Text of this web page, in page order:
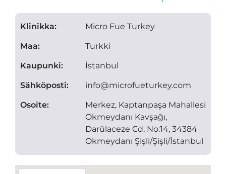
Klinikka:
Maa:
Kaupunki:
Sähköposti:
Osoite:
Micro Fue Turkey
Turkki
İstanbul
info@microfueturkey.com
Merkez, Kaptanpaşa Mahallesi
Okmeydanı Kavşağı,
Darülaceze Cd. No:14, 34384
Okmeydanı Şişli/Şişli/İstanbul